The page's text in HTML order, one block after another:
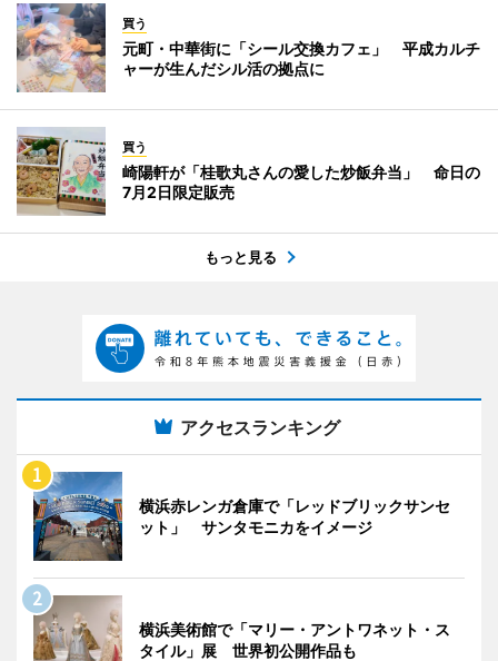
買う
元町・中華街に「シール交換カフェ」 平成カルチ
ャーが生んだシル活の拠点に
買う
崎陽軒が「桂歌丸さんの愛した炒飯弁当」 命日の
7月2日限定販売
もっと見る
アクセスランキング
横浜赤レンガ倉庫で「レッドブリックサンセ
ット」 サンタモニカをイメージ
横浜美術館で「マリー・アントワネット・ス
タイル」展 世界初公開作品も